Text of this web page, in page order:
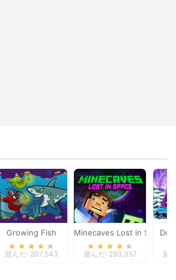
Growing Fish
遊んだ: 207,543
Minecaves Lost in Space
遊んだ: 293,357 遊